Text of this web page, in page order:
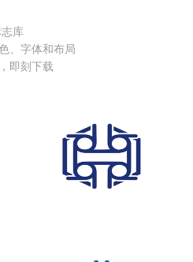
库
、字体和布局
即刻下载